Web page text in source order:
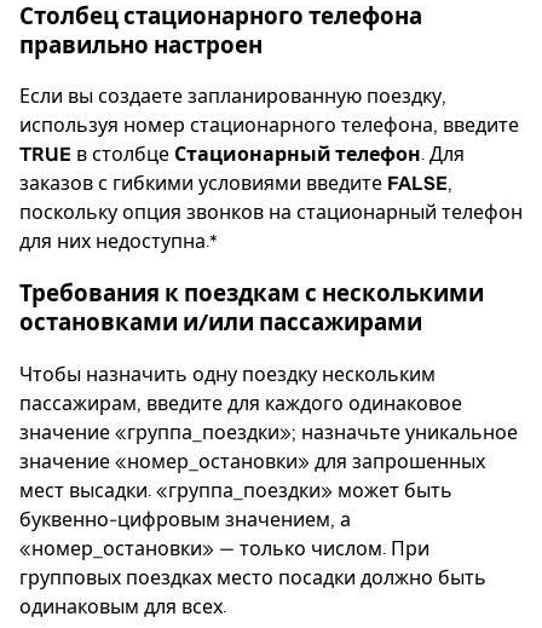
Столбец стационарного телефона
правильно настроен
Если вы создаете запланированную поездку,
используя номер стационарного телефона, введите
TRUE в столбце Стационарный телефон. Для
заказов с гибкими условиями введите FALSE,
поскольку опция звонков на стационарный телефон
для них недоступна.*
Требования к поездкам с несколькими
остановками и/или пассажирами
Чтобы назначить одну поездку нескольким
пассажирам, введите для каждого одинаковое
значение «группа_поездки»; назначьте уникальное
значение «номер_остановки» для запрошенных
мест высадки. «группа_поездки» может быть
буквенно-цифровым значением, а
«номер_остановки» — только числом. При
групповых поездках место посадки должно быть
одинаковым для всех.